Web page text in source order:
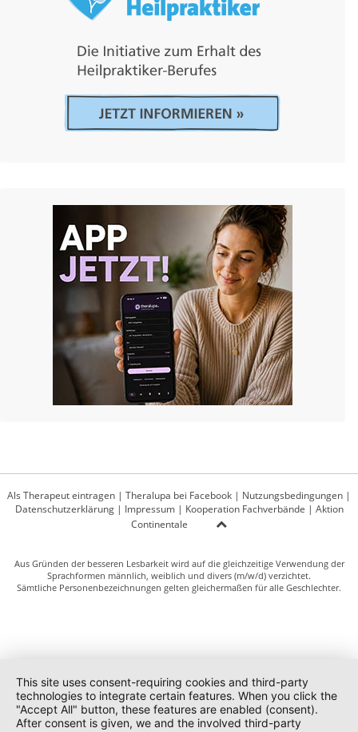
Als Therapeut eintragen | Theralupa bei Facebook | Nutzungsbedingungen |
Datenschutzerklärung| Impressum| Kooperation Fachverbände | Aktion
Continentale
Aus Gründen der besseren Lesbarkeit wird auf die gleichzeitige Verwendung der
Sprachformen männlich, weiblich und divers (m/w/d) verzichtet.
Sämtliche Personenbezeichnungen gelten gleichermaßen für alle Geschlechter.
This site uses consent-requiring cookies and third-party
technologies to integrate certain features. When you click the
"Accept All" button, these features are enabled (consent).
After consent is given, we and the involved third-party